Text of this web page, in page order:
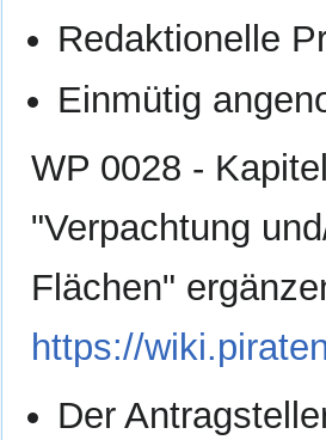
Redaktionelle
Einmütig
WP 0028 -
"Verpachtung
Flächen"
https://
Der